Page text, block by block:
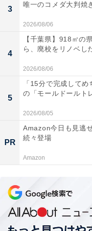
足底部分がフリースになってい
また「裏フリース」
になっています。こ
たときにも暖かいで
3
唯一のコメダ大判焼
2026/08/06
4
【千葉県】918㎡の
ら、廃校をリノベし
2026/08/06
5
「15分で完成して
の「モールドールト
2026/08/05
PR
Amazon今日も見逃
続々登場
Amazon